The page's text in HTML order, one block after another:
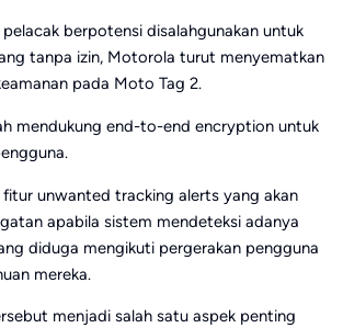
berpotensi disalahgunakan untuk
tanpa izin, Motorola turut menyematkan
pada Moto Tag 2.
mendukung end-to-end encryption untuk
fitur unwanted tracking alerts yang akan
apabila sistem mendeteksi adanya
diduga mengikuti pergerakan pengguna
mereka.
menjadi salah satu aspek penting